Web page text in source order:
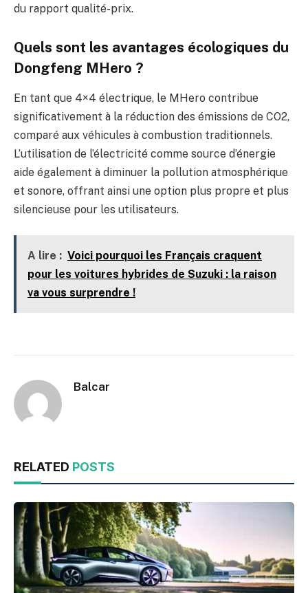
du rapport qualité-prix.
Quels sont les avantages écologiques du
Dongfeng MHero ?
En tant que 4×4 électrique, le MHero contribue
significativement à la réduction des émissions de CO2,
comparé aux véhicules à combustion traditionnels.
L’utilisation de l’électricité comme source d’énergie
aide également à diminuer la pollution atmosphérique
et sonore, offrant ainsi une option plus propre et plus
silencieuse pour les utilisateurs.
A lire : Voici pourquoi les Français craquent
pour les voitures hybrides de Suzuki : la raison
va vous surprendre !
Balcar
RELATED POSTS